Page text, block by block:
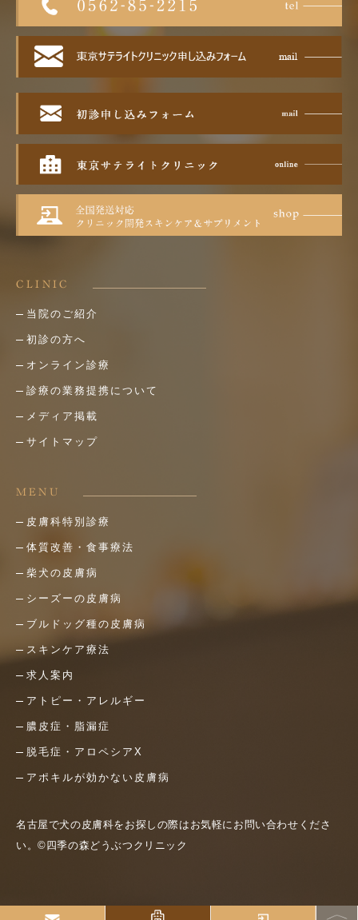
CLINIC
当院のご紹介
初診の方へ
オンライン診療
診療の業務提携について
メディア掲載
サイトマップ
MENU
皮膚科特別診療
体質改善・食事療法
柴犬の皮膚病
シーズーの皮膚病
ブルドッグ種の皮膚病
スキンケア療法
求人案内
アトピー・アレルギー
膿皮症・脂漏症
脱毛症・アロペシアX
アポキルが効かない皮膚病
名古屋で犬の皮膚科をお探しの際はお気軽にお問い合わせくださ
い。©四季の森どうぶつクリニック